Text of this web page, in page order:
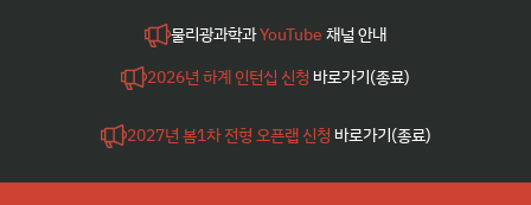
물리광과학과YouTube 채널 안내
2026년 하계 인턴십 신청 바로가기(종료)
2027년 봄1차 전형 오픈랩 신청 바로가기(종료)